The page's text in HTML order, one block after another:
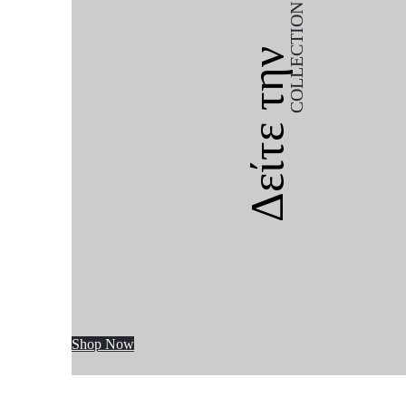
Δείτε τηνCOLLECTION
Shop Now